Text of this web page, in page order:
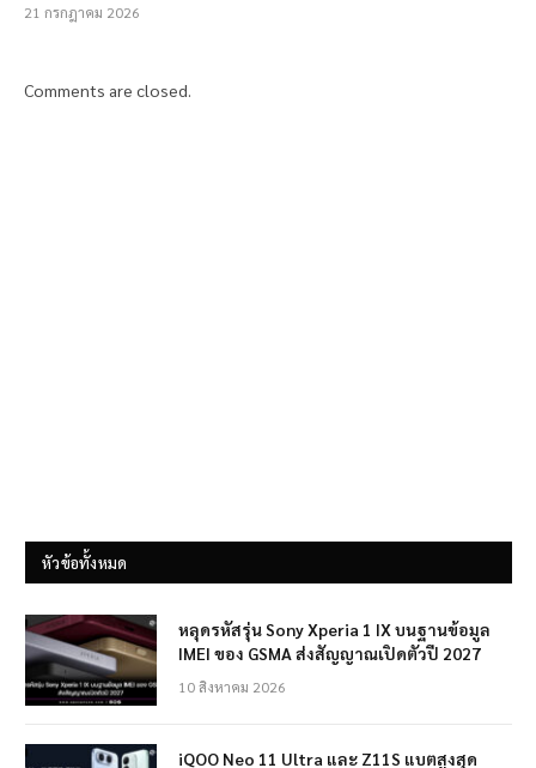
21 กรกฎาคม 2026
Comments are closed.
หัวข้อทั้งหมด
หลุดรหัสรุ่น Sony Xperia 1 IX บนฐานข้อมูล
IMEI ของ GSMA ส่งสัญญาณเปิดตัวปี 2027
10 สิงหาคม 2026
iQOO Neo 11 Ultra และ Z11S แบตสูงสุด